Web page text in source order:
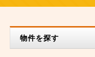
物件を探す